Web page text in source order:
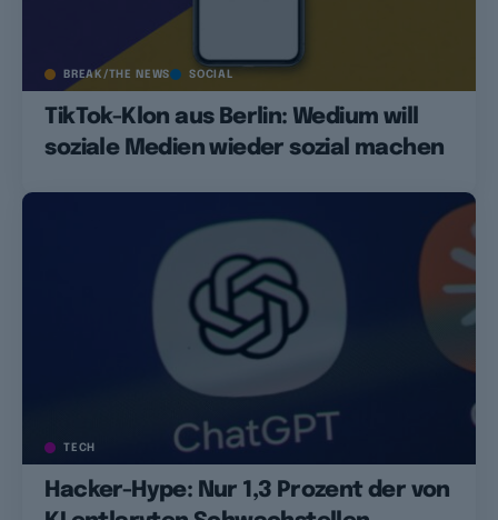
BREAK/THE NEWS SOCIAL
TikTok-Klon aus Berlin: Wedium will
soziale Medien wieder sozial machen
TECH
Hacker-Hype: Nur 1,3 Prozent der von